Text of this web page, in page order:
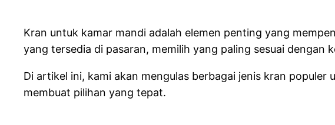
Kran untuk kamar mandi adalah elemen penting yang
yang tersedia di pasaran, memilih yang paling sesuai
Di artikel ini, kami akan mengulas berbagai jenis kran
membuat pilihan yang tepat.